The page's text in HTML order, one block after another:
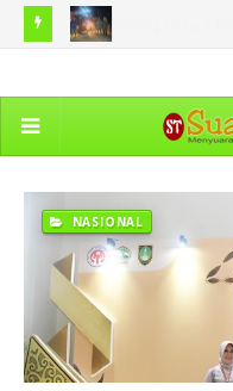
Air Termasuk di Sumut
NASIONAL